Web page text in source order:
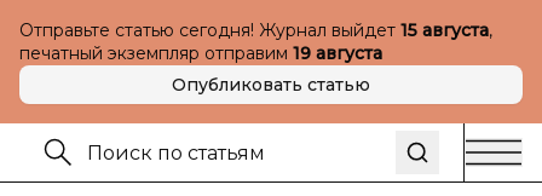
Отправьте статью сегодня! Журнал выйдет 15 августа,
печатный экземпляр отправим 19 августа
Опубликовать статью